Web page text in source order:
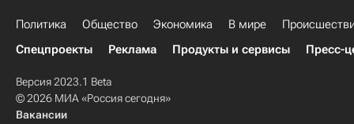
Политика Общество Экономика В мире
Спецпроекты
Реклама Продукты и сервисы Пресс-
Версия 2023.1 Beta
© 2026 МИА «Россия сегодня»
Вакансии